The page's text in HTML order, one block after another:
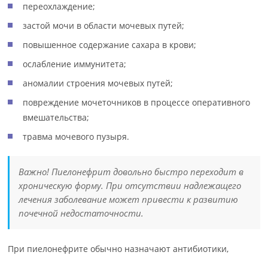
переохлаждение;
застой мочи в области мочевых путей;
повышенное содержание сахара в крови;
ослабление иммунитета;
аномалии строения мочевых путей;
повреждение мочеточников в процессе оперативного
вмешательства;
травма мочевого пузыря.
Важно! Пиелонефрит довольно быстро переходит в
хроническую форму. При отсутствии надлежащего
лечения заболевание может привести к развитию
почечной недостаточности.
При пиелонефрите обычно назначают антибиотики,